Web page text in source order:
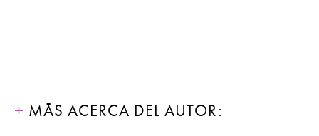
MÁS ACERCA DEL AUTOR: